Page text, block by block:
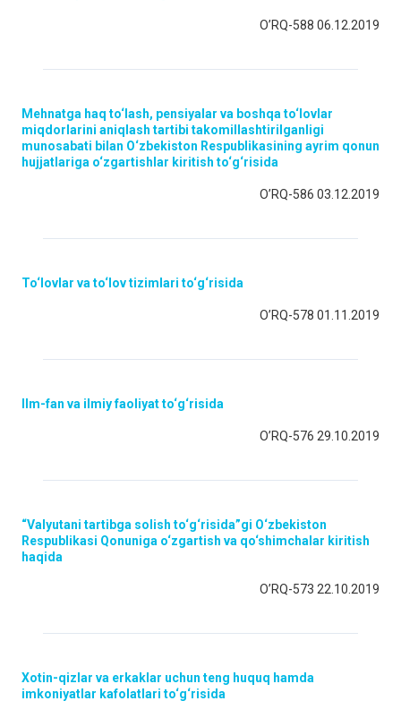
O’RQ-588 06.12.2019
Mehnatga haq to‘lash, pensiyalar va boshqa to‘lovlar
miqdorlarini aniqlash tartibi takomillashtirilganligi
munosabati bilan O‘zbekiston Respublikasining ayrim qonun
hujjatlariga o‘zgartishlar kiritish to‘g‘risida
O’RQ-586 03.12.2019
To‘lovlar va to‘lov tizimlari to‘g‘risida
O’RQ-578 01.11.2019
Ilm-fan va ilmiy faoliyat to‘g‘risida
O’RQ-576 29.10.2019
“Valyutani tartibga solish to‘g‘risida”gi O‘zbekiston
Respublikasi Qonuniga o‘zgartish va qo‘shimchalar kiritish
haqida
O’RQ-573 22.10.2019
Xotin-qizlar va erkaklar uchun teng huquq hamda
imkoniyatlar kafolatlari to‘g‘risida